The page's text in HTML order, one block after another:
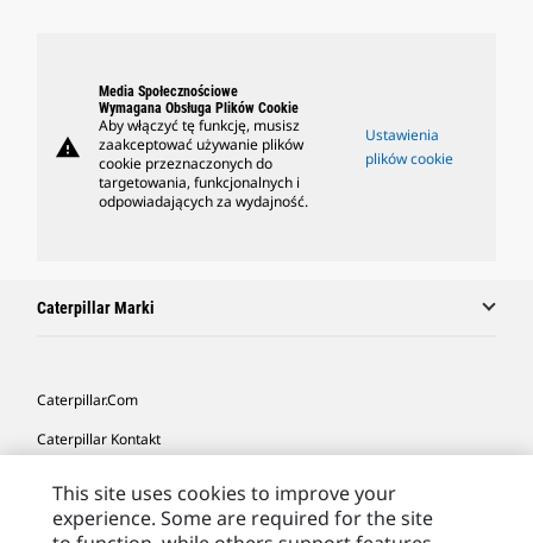
warning
Media Społecznościowe
Wymagana Obsługa Plików Cookie
Aby włączyć tę funkcję, musisz
zaakceptować używanie plików
cookie przeznaczonych do
targetowania, funkcjonalnych i
odpowiadających za wydajność.
Ustawienia
plików cookie
Caterpillar Marki
Caterpillar.com
Caterpillar Kontakt
Moje Preferencje Marketingowe
This site uses cookies to improve your
experience. Some are required for the site